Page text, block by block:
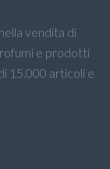
vendita di
e prodotti
15.000 articoli e